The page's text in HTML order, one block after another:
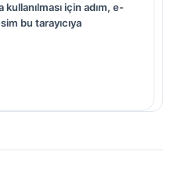
için adım, e-
bu tarayıcıya